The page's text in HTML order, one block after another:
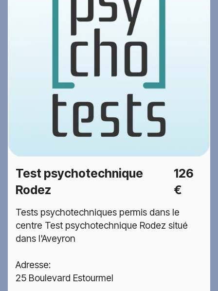
Test psychotechnique
Rodez
126
€
Tests psychotechniques permis dans le
centre Test psychotechnique Rodez situé
dans l'Aveyron
Adresse:
25 Boulevard Estourmel